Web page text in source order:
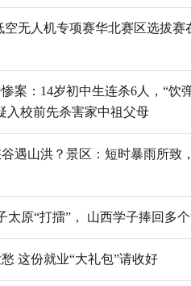
空无人机专项赛华北赛区选拔赛
案：14岁初中生连杀6人，“饮
入校前先杀害家中祖父母
遇山洪？景区：短时暴雨所致
太原“打擂”， 山西学子捧回多
毕业待岗别发愁 这份就业“大礼包”请收好